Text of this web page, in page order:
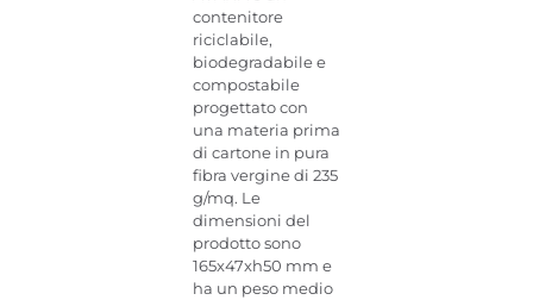
contenitore
riciclabile,
biodegradabile e
compostabile
progettato con
una materia prima
di cartone in pura
fibra vergine di 235
g/mq. Le
dimensioni del
prodotto sono
165x47xh50 mm e
ha un peso medio